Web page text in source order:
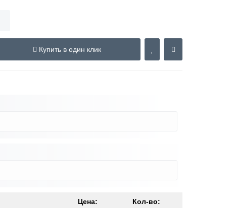
Купить в один клик
Цена: Кол-во: